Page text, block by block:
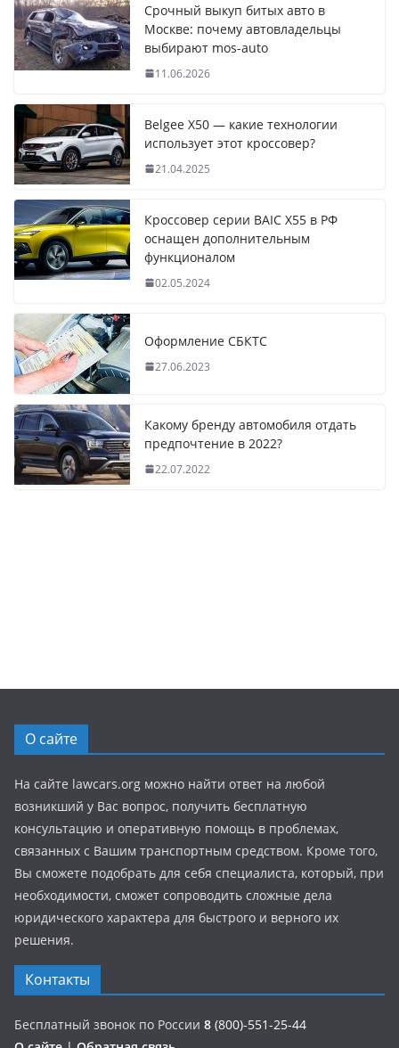
Срочный выкуп битых авто в
Москве: почему автовладельцы
выбирают mos-auto
11.06.2026
Belgee X50 — какие технологии
использует этот кроссовер?
21.04.2025
Кроссовер серии BAIC X55 в РФ
оснащен дополнительным
функционалом
02.05.2024
Оформление СБКТС
27.06.2023
Какому бренду автомобиля отдать
предпочтение в 2022?
22.07.2022
О сайте
На сайте lawcars.org можно найти ответ на любой
возникший у Вас вопрос, получить бесплатную
консультацию и оперативную помощь в проблемах,
связанных с Вашим транспортным средством. Кроме того,
Вы сможете подобрать для себя специалиста, который, при
необходимости, сможет сопроводить сложные дела
юридического характера для быстрого и верного их
решения.
Контакты
Бесплатный звонок по России 8 (800)-551-25-44